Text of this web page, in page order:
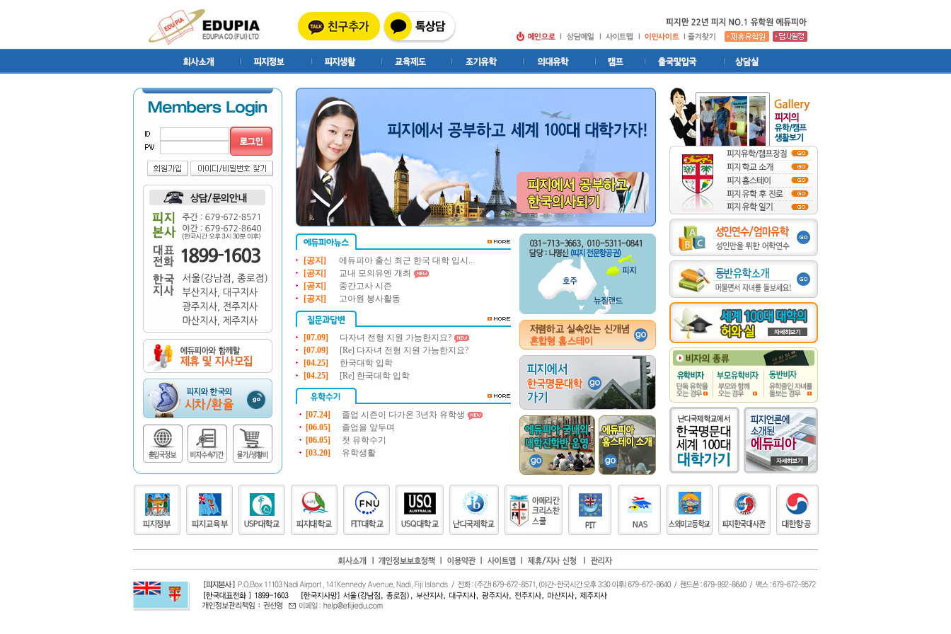
[공지]
에듀피아 출신 최근 한국 대학 입시...
[공지]
교내 모의유엔 개최
[공지]
중간고사 시즌
[공지]
고아원 봉사활동
[07.09]
다자녀 전형 지원 가능한지요?
[07.09]
[Re] 다자녀 전형 지원 가능한지요?
[04.25]
한국대학 입학
[04.25]
[Re] 한국대학 입학
[07.24]
졸업 시즌이 다가온 3년차 유학생
[06.05]
졸업을 앞두며
[06.05]
첫 유학수기
[03.20]
유학생활